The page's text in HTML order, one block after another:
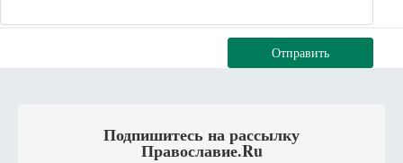
Отправить
Подпишитесь на рассылку
Православие.Ru